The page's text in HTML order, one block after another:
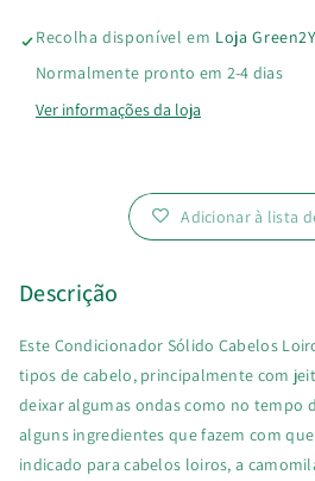
Condicionador
Sólido
Loiros
Sólido
Loiros
Recolha disponível em Loja
Normalmente pronto em 2-4 dias
Ver informações da loja
Adicionar à lista
Descrição
Este Condicionador Sólido Cabelos
tipos de cabelo, principalmente com
deixar algumas ondas como no tempo
alguns ingredientes que fazem com
indicado para cabelos loiros, a